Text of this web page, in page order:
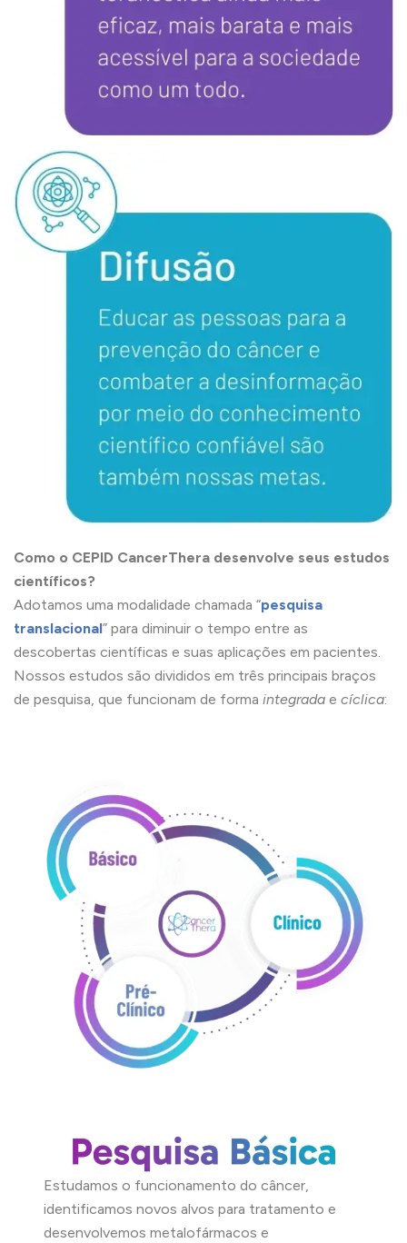
Como o CEPID CancerThera desenvolve seus estudos
científicos?
Adotamos uma modalidade chamada “pesquisa
translacional” para diminuir o tempo entre as
descobertas científicas e suas aplicações em pacientes.
Nossos estudos são divididos em três principais braços
de pesquisa, que funcionam de forma integrada e cíclica:
Estudamos o funcionamento do câncer,
identificamos novos alvos para tratamento e
desenvolvemos metalofármacos e